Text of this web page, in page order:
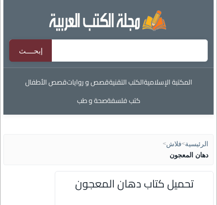
المكتبة الإسلاميةالكتب التقنيةقصص و رواياتقصص الأطفال
كتب فلسفةصحة و طب
الرئيسية>فلاش>
دهان المعجون
تحميل كتاب دهان المعجون